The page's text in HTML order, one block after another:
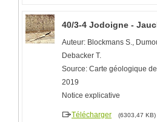
40/3-4 Jodoigne -
Auteur: Blockmans S.,
Debacker T.
Source: Carte géologique
2019
Notice explicative
Télécharger (6303,47 KB)